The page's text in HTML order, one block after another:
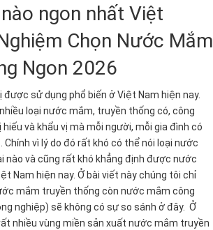
ngon nhất Việt
Chọn Nước Mắm
Ngon 2026
được sử dụng phổ biến ở Việt Nam hiện nay.
loại nước mắm, truyền thống có, công
và khẩu vị mà mỗi người, mỗi gia đình có
Chính vì lý do đó rất khó có thể nói loại nước
nào và cũng rất khó khẳng định được nước
Nam hiện nay. Ở bài viết này chúng tôi chỉ
mắm truyền thống còn nước mắm công
nghiệp) sẽ không có sự so sánh ở đây. Ở
nhiều vùng miền sản xuất nước mắm truyền